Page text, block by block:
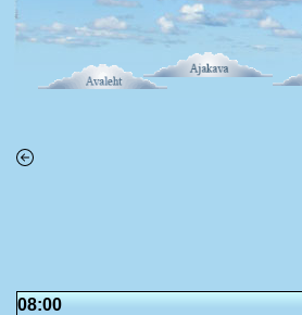
08:00